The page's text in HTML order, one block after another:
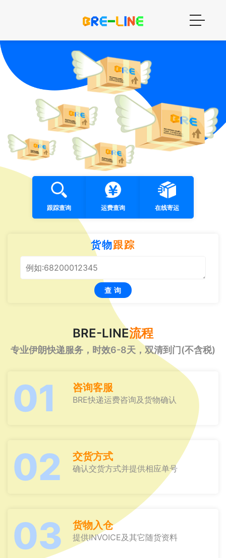
跟踪查询 运费查询 在线寄运
货物跟踪
查 询
BRE-LINE流程
专业伊朗快递服务，时效6-8天，双清到门(不含税)
01 咨询客服
BRE快递运费咨询及货物确认
02 交货方式
确认交货方式并提供相应单号
03 货物入仓
提供INVOICE及其它随货资料